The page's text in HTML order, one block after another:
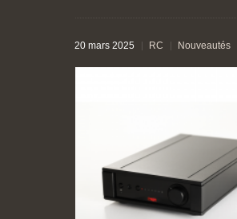
20 mars 2025 RC Nouveautés